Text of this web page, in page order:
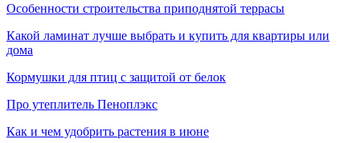
Особенности строительства приподнятой террасы
Какой ламинат лучше выбрать и купить для квартиры или
дома
Кормушки для птиц с защитой от белок
Про утеплитель Пеноплэкс
Как и чем удобрить растения в июне